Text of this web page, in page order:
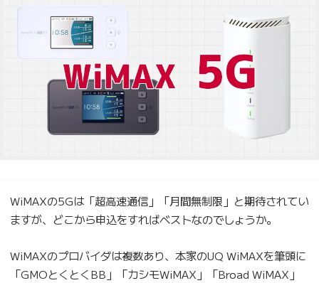
WiMAXの5Gは「超高速通信」「月間無制限」と期待されてい
ますが、どこから申込をすればベストなのでしょうか。
WiMAXのプロバイダは複数あり、本家のUQ WiMAXを筆頭に
「GMOとくとくBB」「カシモWiMAX」「Broad WiMAX」